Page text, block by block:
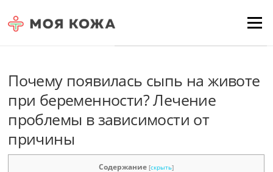
Menu
Почему появилась сыпь на животе
при беременности? Лечение
проблемы в зависимости от
причины
Содержание [скрыть]
Для любых предложений по